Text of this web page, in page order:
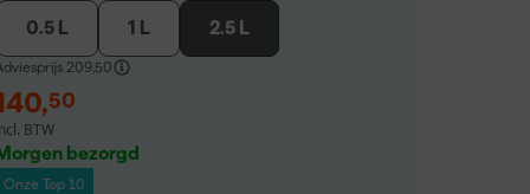
0.5 L 1 L 2.5 L
209,50
,50
BTW
bezorgd
Onze Top 10